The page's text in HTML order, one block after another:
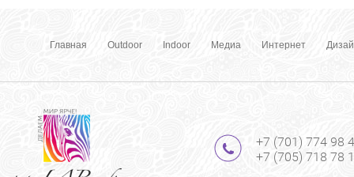
Главная Outdoor Indoor Медиа Интернет
+7 (701) 774 98
+7 (705) 718 78